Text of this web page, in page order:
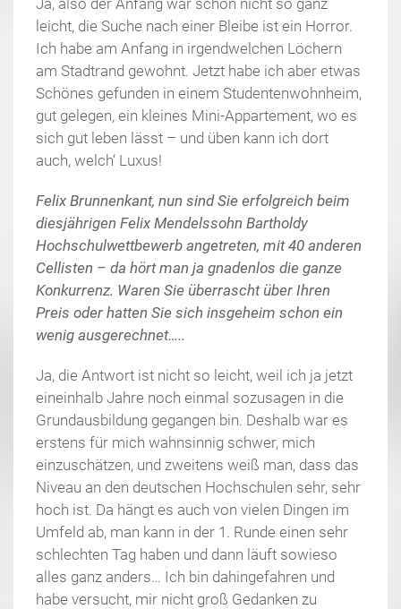
leicht, die Suche nach einer Bleibe ist ein Horror.
Ich habe am Anfang in irgendwelchen Löchern
am Stadtrand gewohnt. Jetzt habe ich aber etwas
Schönes gefunden in einem Studentenwohnheim,
gut gelegen, ein kleines Mini-Appartement, wo es
sich gut leben lässt – und üben kann ich dort
auch, welch‘ Luxus!
Felix Brunnenkant, nun sind Sie erfolgreich beim
diesjährigen Felix Mendelssohn Bartholdy
Hochschulwettbewerb angetreten, mit 40 anderen
Cellisten – da hört man ja gnadenlos die ganze
Konkurrenz. Waren Sie überrascht über Ihren
Preis oder hatten Sie sich insgeheim schon ein
wenig ausgerechnet…..
Ja, die Antwort ist nicht so leicht, weil ich ja jetzt
eineinhalb Jahre noch einmal sozusagen in die
Grundausbildung gegangen bin. Deshalb war es
erstens für mich wahnsinnig schwer, mich
einzuschätzen, und zweitens weiß man, dass das
Niveau an den deutschen Hochschulen sehr, sehr
hoch ist. Da hängt es auch von vielen Dingen im
Umfeld ab, man kann in der 1. Runde einen sehr
schlechten Tag haben und dann läuft sowieso
alles ganz anders… Ich bin dahingefahren und
habe versucht, mir nicht groß Gedanken zu